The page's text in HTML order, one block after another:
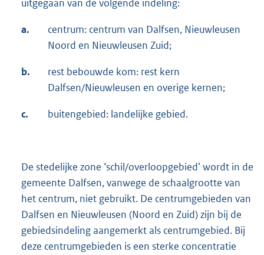
uitgegaan van de volgende indeling:
a.
centrum: centrum van Dalfsen, Nieuwleusen
Noord en Nieuwleusen Zuid;
b.
rest bebouwde kom: rest kern
Dalfsen/Nieuwleusen en overige kernen;
c. buitengebied: landelijke gebied.
De stedelijke zone ‘schil/overloopgebied’ wordt in de
gemeente Dalfsen, vanwege de schaalgrootte van
het centrum, niet gebruikt. De centrumgebieden van
Dalfsen en Nieuwleusen (Noord en Zuid) zijn bij de
gebiedsindeling aangemerkt als centrumgebied. Bij
deze centrumgebieden is een sterke concentratie